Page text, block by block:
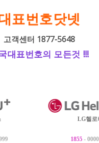
표번호닷넷
고객센터 1877-5648
대표번호의 모든것 !!!
LG헬로
1855-